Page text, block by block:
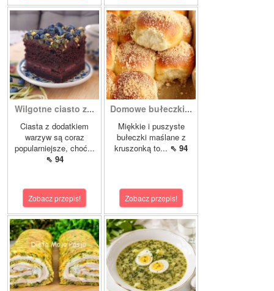
Wilgotne ciasto z...
Ciasta z dodatkiem
warzyw są coraz
popularniejsze, choć...
⇖ 94
Zobacz przepis!
Domowe bułeczki...
Miękkie i puszyste
bułeczki maślane z
kruszonką to... ⇖ 94
Zobacz przepis!